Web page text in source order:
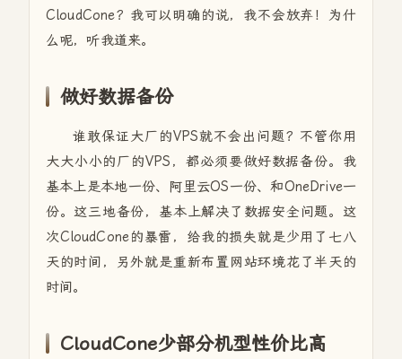
CloudCone？我可以明确的说，我不会放弃！为什
么呢，听我道来。
做好数据备份
谁敢保证大厂的VPS就不会出问题？不管你用
大大小小的厂的VPS，都必须要做好数据备份。我
基本上是本地一份、阿里云OS一份、和OneDrive一
份。这三地备份，基本上解决了数据安全问题。这
次CloudCone的暴雷，给我的损失就是少用了七八
天的时间，另外就是重新布置网站环境花了半天的
时间。
CloudCone少部分机型性价比高